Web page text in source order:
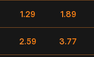
1.29 1.89
2.59 3.77